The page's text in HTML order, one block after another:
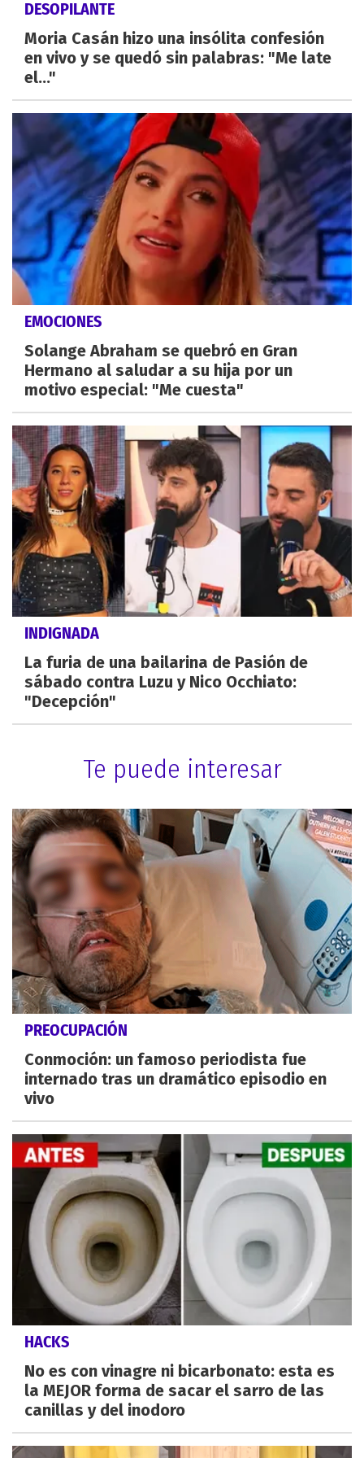
DESOPILANTE
Moria Casán hizo una insólita confesión
en vivo y se quedó sin palabras: "Me late
el..."
EMOCIONES
Solange Abraham se quebró en Gran
Hermano al saludar a su hija por un
motivo especial: "Me cuesta"
INDIGNADA
La furia de una bailarina de Pasión de
sábado contra Luzu y Nico Occhiato:
"Decepción"
Te puede interesar
PREOCUPACIÓN
Conmoción: un famoso periodista fue
internado tras un dramático episodio en
vivo
HACKS
No es con vinagre ni bicarbonato: esta es
la MEJOR forma de sacar el sarro de las
canillas y del inodoro